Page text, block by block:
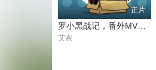
正片
艾索